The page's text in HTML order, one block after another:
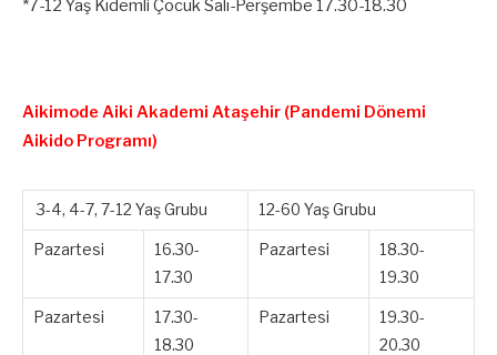
*7-12 Yaş Kıdemli Çocuk Salı-Perşembe 17.30-18.30
Aikimode Aiki Akademi Ataşehir (Pandemi Dönemi
Aikido Programı)
3-4, 4-7, 7-12 Yaş Grubu 12-60 Yaş Grubu
Pazartesi
16.30-
17.30
Pazartesi
18.30-
19.30
Pazartesi
17.30-
18.30
Pazartesi
19.30-
20.30